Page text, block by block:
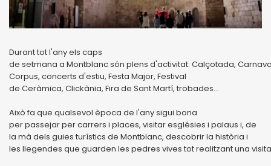
Durant tot l'any els caps
de setmana a Montblanc són plens d'activitat: Calçotada,
Corpus, concerts d'estiu, Festa Major, Festival
de Ceràmica, Clickània, Fira de Sant Martí, trobades...
Això fa que qualsevol època de l'any sigui bona
per passejar per carrers i places, visitar esglésies i palaus i, de
la mà dels guies turístics de Montblanc, descobrir la història i
les llegendes que guarden les pedres vives tot realitzant una